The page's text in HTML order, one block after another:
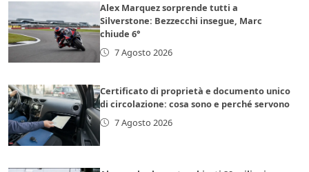
Alex Marquez sorprende tutti a
Silverstone: Bezzecchi insegue, Marc
chiude 6°
7 Agosto 2026
Certificato di proprietà e documento unico
di circolazione: cosa sono e perché servono
7 Agosto 2026